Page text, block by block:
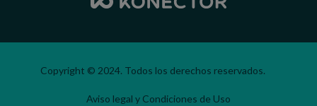
Copyright © 2024. Todos los derechos reservados.
Aviso legal y Condiciones de Uso